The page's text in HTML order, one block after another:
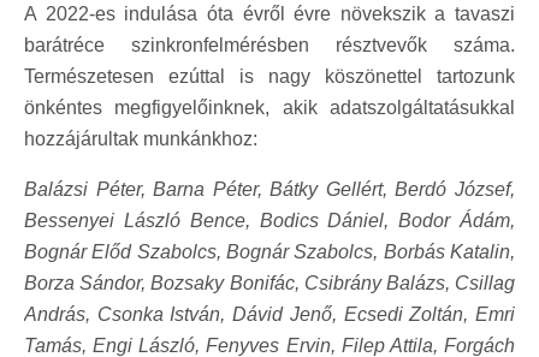
A 2022-es indulása óta évről évre növekszik a tavaszi
barátréce szinkronfelmérésben résztvevők száma.
Természetesen ezúttal is nagy köszönettel tartozunk
önkéntes megfigyelőinknek, akik adatszolgáltatásukkal
hozzájárultak munkánkhoz:
Balázsi Péter, Barna Péter, Bátky Gellért, Berdó József,
Bessenyei László Bence, Bodics Dániel, Bodor Ádám,
Bognár Előd Szabolcs, Bognár Szabolcs, Borbás Katalin,
Borza Sándor, Bozsaky Bonifác, Csibrány Balázs, Csillag
András, Csonka István, Dávid Jenő, Ecsedi Zoltán, Emri
Tamás, Engi László, Fenyves Ervin, Filep Attila, Forgách